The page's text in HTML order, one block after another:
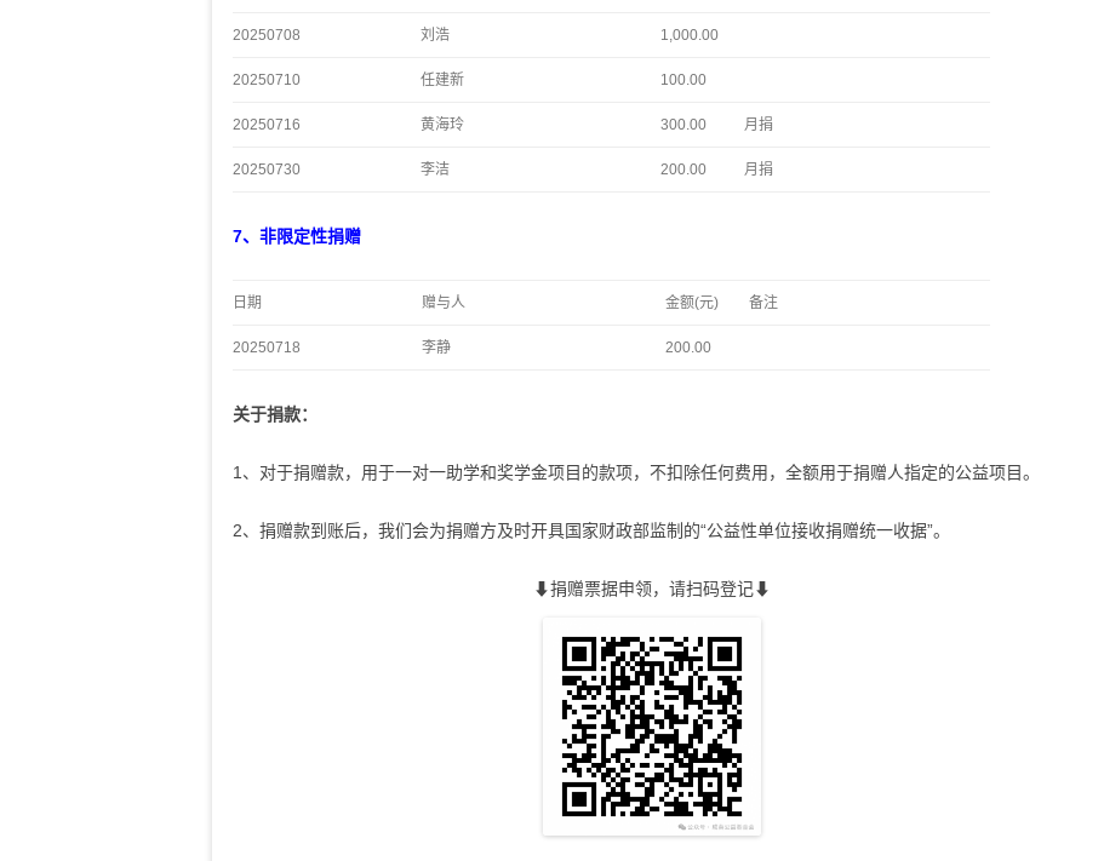
20250708 刘浩 1,000.00
20250710 任建新 100.00
20250716 黄海玲 300.00 月捐
20250730 李洁 200.00 月捐
7、非限定性捐赠
日期 赠与人 金额(元) 备注
20250718 李静 200.00
关于捐款：
1、对于捐赠款，用于一对一助学和奖学金项目的款项，不扣除任何费用，全额用于捐赠人指定的公益项目。
2、捐赠款到账后，我们会为捐赠方及时开具国家财政部监制的“公益性单位接收捐赠统一收据”。
⬇捐赠票据申领，请扫码登记⬇